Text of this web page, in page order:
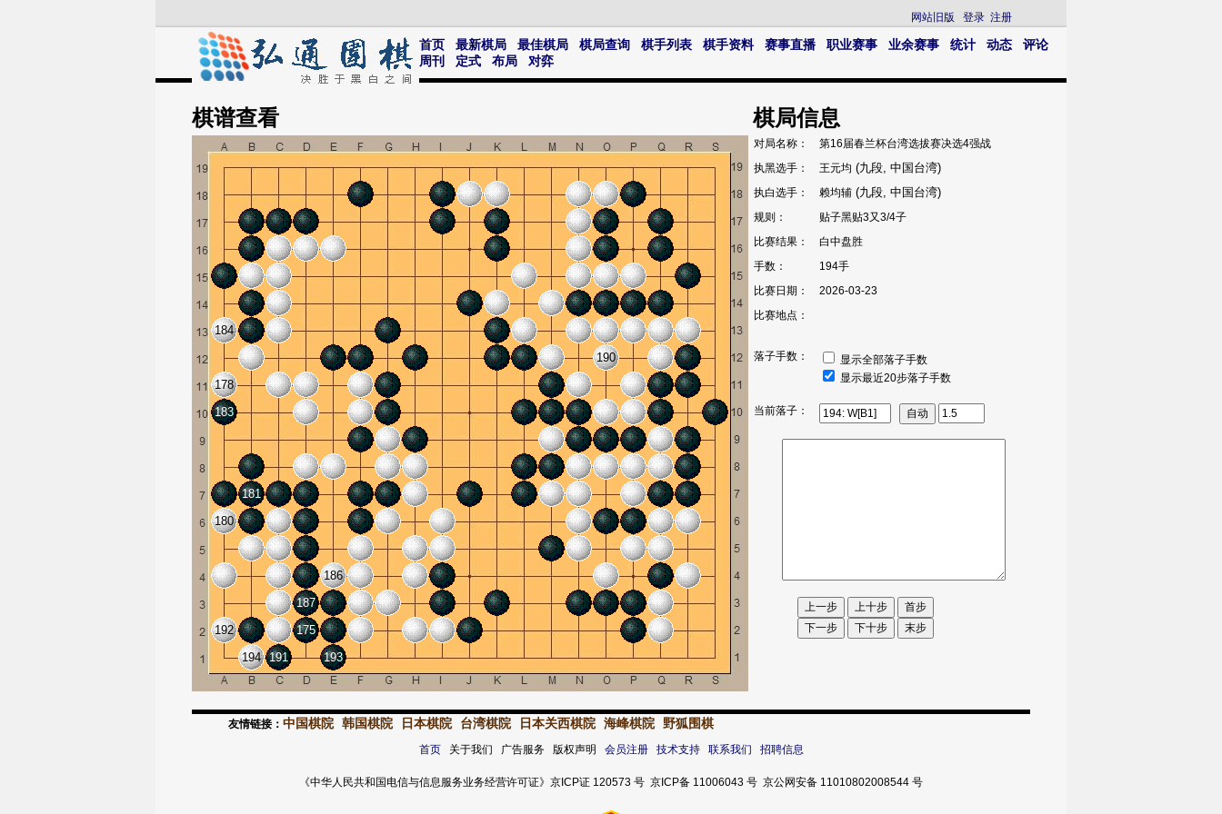
网站旧版 登录 注册
首页 最新棋局 最佳棋局 棋局查询 棋手列表 棋手资料 赛事直播 职业赛事 业余赛事 统计 动态
评论
周刊
定式 布局 对弈
棋谱查看
175
178
180
181
183
184
186
187
190
191
192
193
194
棋局信息
对局名称：
第16届春兰杯台湾选拔赛决选4强战
执黑选手：
王元均 (九段, 中国台湾)
执白选手： 赖均辅 (九段, 中国台湾)
规则：
贴子黑贴3又3/4子
比赛结果：
白中盘胜
手数：
194手
比赛日期：
2026-03-23
比赛地点：
落子手数：
显示全部落子手数
显示最近20步落子手数
当前落子：
友情链接： 中国棋院 韩国棋院 日本棋院 台湾棋院 日本关西棋院 海峰棋院 野狐围棋
首页关于我们 广告服务 版权声明 会员注册 技术支持 联系我们 招聘信息
《中华人民共和国电信与信息服务业务经营许可证》京ICP证 120573 号 京ICP备 11006043 号 京公网安备 11010802008544 号